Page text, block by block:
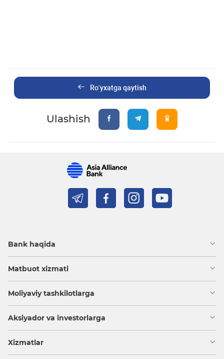
Ro’yxatga qaytish
Ulashish
Bank haqida
Matbuot xizmati
Moliyaviy tashkilotlarga
Aksiyador va investorlarga
Xizmatlar